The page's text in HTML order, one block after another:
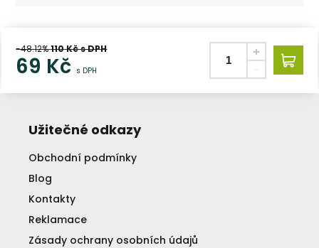
-48.12%110Kč s DPH
69 Kč s DPH
Užitečné odkazy
Obchodní podmínky
Blog
Kontakty
Reklamace
Zásady ochrany osobních údajů